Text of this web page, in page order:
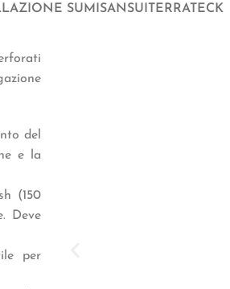
SUMISANSUI TERRATECK
del
e la
(150
Deve
per